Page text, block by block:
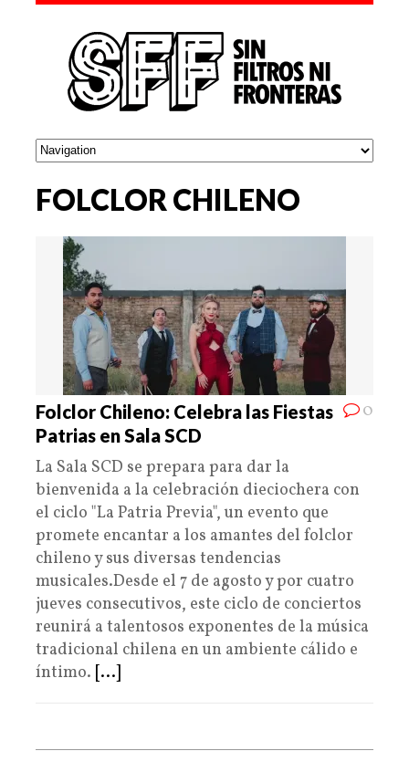
FOLCLOR CHILENO
0
Folclor Chileno: Celebra las Fiestas
Patrias en Sala SCD
La Sala SCD se prepara para dar la
bienvenida a la celebración dieciochera con
el ciclo "La Patria Previa", un evento que
promete encantar a los amantes del folclor
chileno y sus diversas tendencias
musicales.Desde el 7 de agosto y por cuatro
jueves consecutivos, este ciclo de conciertos
reunirá a talentosos exponentes de la música
tradicional chilena en un ambiente cálido e
íntimo. [...]